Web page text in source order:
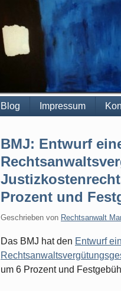
Blog Impressum
BMJ: Entwurf
Prozent und
Geschrieben von Rechtsanwalt
Das BMJ hat den Entwurf
um 6 Prozent und